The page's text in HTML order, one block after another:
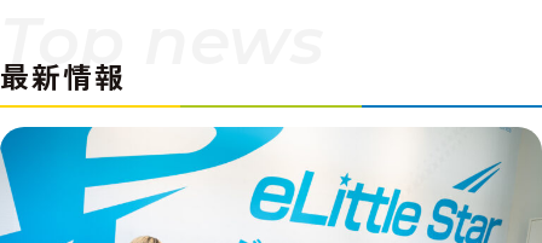
Top news
最新情報